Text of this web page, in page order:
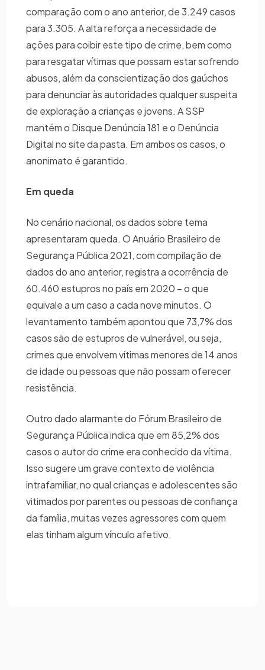
comparação com o ano anterior, de 3.249 casos
para 3.305. A alta reforça a necessidade de
ações para coibir este tipo de crime, bem como
para resgatar vítimas que possam estar sofrendo
abusos, além da conscientização dos gaúchos
para denunciar às autoridades qualquer suspeita
de exploração a crianças e jovens. A SSP
mantém o Disque Denúncia 181 e o Denúncia
Digital no site da pasta. Em ambos os casos, o
anonimato é garantido.
Em queda
No cenário nacional, os dados sobre tema
apresentaram queda. O Anuário Brasileiro de
Segurança Pública 2021, com compilação de
dados do ano anterior, registra a ocorrência de
60.460 estupros no país em 2020 – o que
equivale a um caso a cada nove minutos. O
levantamento também apontou que 73,7% dos
casos são de estupros de vulnerável, ou seja,
crimes que envolvem vítimas menores de 14 anos
de idade ou pessoas que não possam oferecer
resistência.
Outro dado alarmante do Fórum Brasileiro de
Segurança Pública indica que em 85,2% dos
casos o autor do crime era conhecido da vítima.
Isso sugere um grave contexto de violência
intrafamiliar, no qual crianças e adolescentes são
vitimados por parentes ou pessoas de confiança
da família, muitas vezes agressores com quem
elas tinham algum vínculo afetivo.